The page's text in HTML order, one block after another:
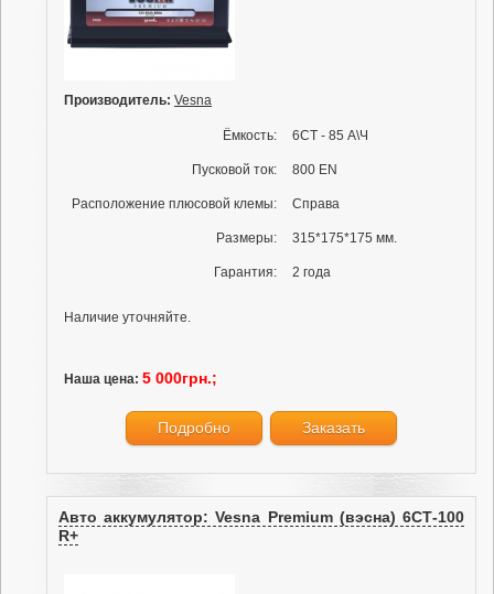
Производитель: Vesna
Ёмкость: 6СТ - 85 А\Ч
Пусковой ток: 800 EN
Расположение плюсовой клемы: Справа
Размеры: 315*175*175 мм.
Гарантия: 2 года
Наличие уточняйте.
Наша цена: 5 000грн.;
Подробно Заказать
Авто аккумулятор: Vesna Premium (вэсна) 6СТ-100
R+